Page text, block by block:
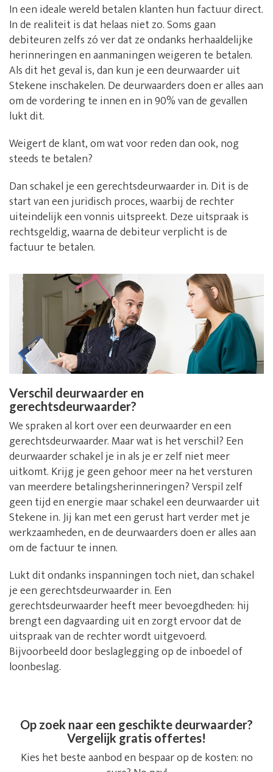
In een ideale wereld betalen klanten hun factuur direct.
In de realiteit is dat helaas niet zo. Soms gaan
debiteuren zelfs zó ver dat ze ondanks herhaaldelijke
herinneringen en aanmaningen weigeren te betalen.
Als dit het geval is, dan kun je een deurwaarder uit
Stekene inschakelen. De deurwaarders doen er alles aan
om de vordering te innen en in 90% van de gevallen
lukt dit.
Weigert de klant, om wat voor reden dan ook, nog
steeds te betalen?
Dan schakel je een gerechtsdeurwaarder in. Dit is de
start van een juridisch proces, waarbij de rechter
uiteindelijk een vonnis uitspreekt. Deze uitspraak is
rechtsgeldig, waarna de debiteur verplicht is de
factuur te betalen.
Verschil deurwaarder en
gerechtsdeurwaarder?
We spraken al kort over een deurwaarder en een
gerechtsdeurwaarder. Maar wat is het verschil? Een
deurwaarder schakel je in als je er zelf niet meer
uitkomt. Krijg je geen gehoor meer na het versturen
van meerdere betalingsherinneringen? Verspil zelf
geen tijd en energie maar schakel een deurwaarder uit
Stekene in. Jij kan met een gerust hart verder met je
werkzaamheden, en de deurwaarders doen er alles aan
om de factuur te innen.
Lukt dit ondanks inspanningen toch niet, dan schakel
je een gerechtsdeurwaarder in. Een
gerechtsdeurwaarder heeft meer bevoegdheden: hij
brengt een dagvaarding uit en zorgt ervoor dat de
uitspraak van de rechter wordt uitgevoerd.
Bijvoorbeeld door beslaglegging op de inboedel of
loonbeslag.
Op zoek naar een geschikte deurwaarder?
Vergelijk gratis offertes!
Kies het beste aanbod en bespaar op de kosten: no